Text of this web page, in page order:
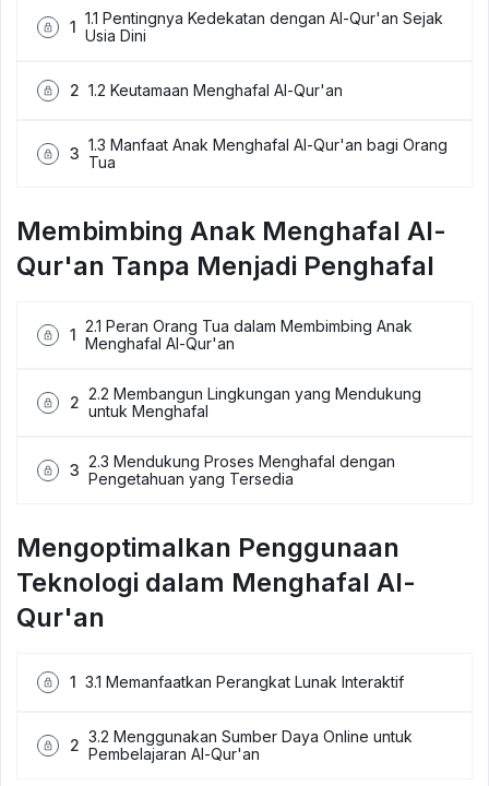
1 1.1 Pentingnya Kedekatan dengan Al-Qur'an Sejak
Usia Dini
2 1.2 Keutamaan Menghafal Al-Qur'an
3 1.3 Manfaat Anak Menghafal Al-Qur'an bagi Orang
Tua
Membimbing Anak Menghafal Al-
Qur'an Tanpa Menjadi Penghafal
1 2.1 Peran Orang Tua dalam Membimbing Anak
Menghafal Al-Qur'an
2 2.2 Membangun Lingkungan yang Mendukung
untuk Menghafal
3 2.3 Mendukung Proses Menghafal dengan
Pengetahuan yang Tersedia
Mengoptimalkan Penggunaan
Teknologi dalam Menghafal Al-
Qur'an
1 3.1 Memanfaatkan Perangkat Lunak Interaktif
2 3.2 Menggunakan Sumber Daya Online untuk
Pembelajaran Al-Qur'an